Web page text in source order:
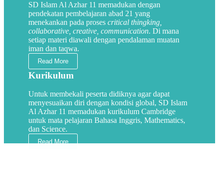
SD Islam Al Azhar 11 memadukan dengan
pendekatan pembelajaran abad 21 yang
menekankan pada proses critical thingking,
collaborative, creative, communication. Di mana
setiap materi diawali dengan pendalaman muatan
iman dan taqwa.
Read More
Kurikulum
Untuk membekali peserta didiknya agar dapat
menyesuaikan diri dengan kondisi global, SD Islam
Al Azhar 11 memadukan kurikulum Cambridge
untuk mata pelajaran Bahasa Inggris, Mathematics,
dan Science.
Read More